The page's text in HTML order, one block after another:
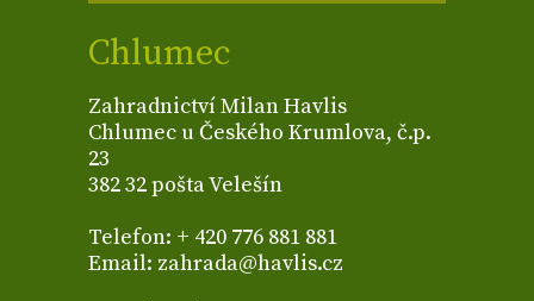
Chlumec
Zahradnictví Milan Havlis
Chlumec u Českého Krumlova, č.p.
23
382 32 pošta Velešín
Telefon: + 420 776 881 881
Email: zahrada@havlis.cz